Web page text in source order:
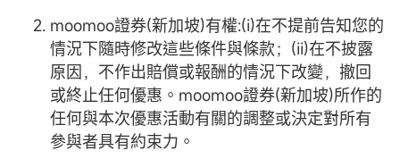
moomoo證券(新加坡)有權:(i)在不提前告知您的
情況下隨時修改這些條件與條款；(ii)在不披露
原因，不作出賠償或報酬的情況下改變，撤回
或終止任何優惠。moomoo證券(新加坡)所作的
任何與本次優惠活動有關的調整或決定對所有
參與者具有約束力。